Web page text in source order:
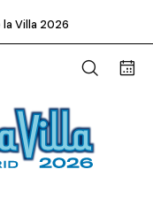
Villa 2026
Abrir